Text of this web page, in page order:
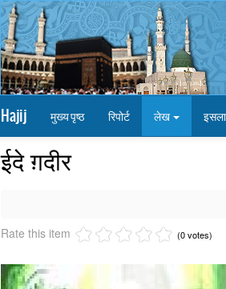
Hajij मुख्य पृष्ठ रिपोर्ट लेख
ईदे ग़दीर
Rate this item (0 votes)